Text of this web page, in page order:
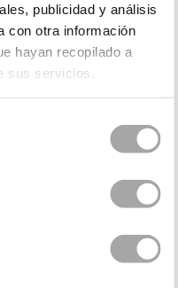
publicidad y análisis
con otra información
hayan recopilado a
sus servicios.